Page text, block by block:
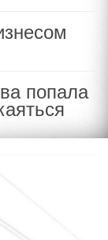
попала